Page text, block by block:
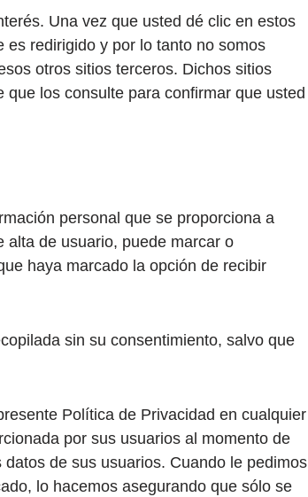
Una vez que usted dé clic en estos
redirigido y por lo tanto no somos
otros sitios terceros. Dichos sitios
los consulte para confirmar que usted
personal que se proporciona a
alta de usuario, puede marcar o
haya marcado la opción de recibir
sin su consentimiento, salvo que
Política de Privacidad en cualquier
por sus usuarios al momento de
de sus usuarios. Cuando le pedimos
lo hacemos asegurando que sólo se